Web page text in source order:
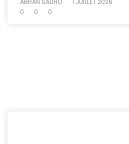
ABRAN SALIHO
1 JUILLET 2026
0
0 0